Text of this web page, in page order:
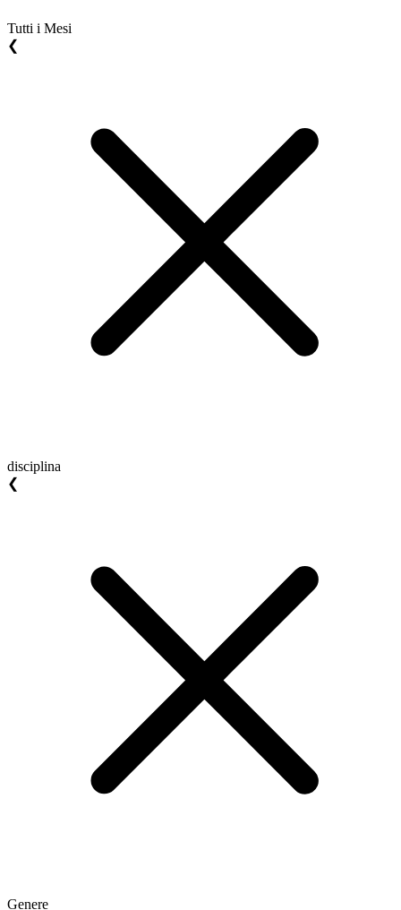
Tutti i Mesi
❮
disciplina
❮
Genere